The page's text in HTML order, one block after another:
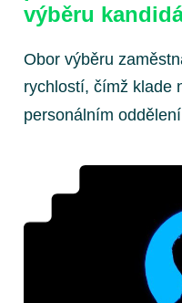
výběru
Obor výběru
rychlostí, čímž klade
personálním